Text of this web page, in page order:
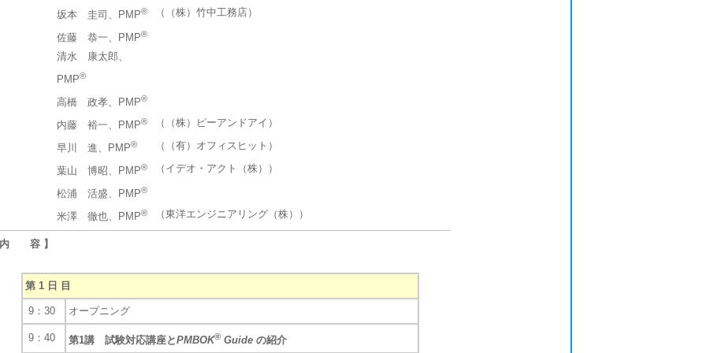
坂本 圭司、PMP® （（株）竹中工務店）
佐藤 恭一、PMP®
清水 康太郎、
PMP®
高橋 政孝、PMP®
内藤 裕一、PMP® （（株）ピーアンドアイ）
早川 進、PMP® （（有）オフィスヒット）
葉山 博昭、PMP® （イデオ・アクト（株））
松浦 活盛、PMP®
米澤 徹也、PMP® （東洋エンジニアリング（株））
内 容 】
第 1 日 目
9：30 オープニング
9：40 第1講 試験対応講座とPMBOK® Guide の紹介